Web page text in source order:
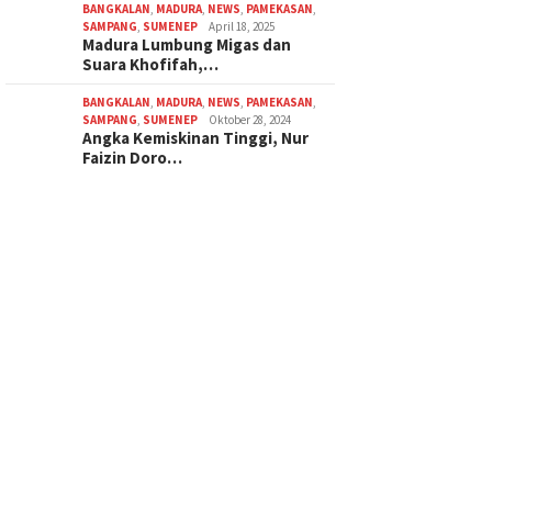
BANGKALAN, MADURA, NEWS, PAMEKASAN,
SAMPANG, SUMENEP April 18, 2025
Madura Lumbung Migas dan
Suara Khofifah,…
BANGKALAN, MADURA, NEWS, PAMEKASAN,
SAMPANG, SUMENEP Oktober 28, 2024
Angka Kemiskinan Tinggi, Nur
Faizin Doro…